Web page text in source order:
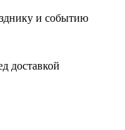
и событию
доставкой